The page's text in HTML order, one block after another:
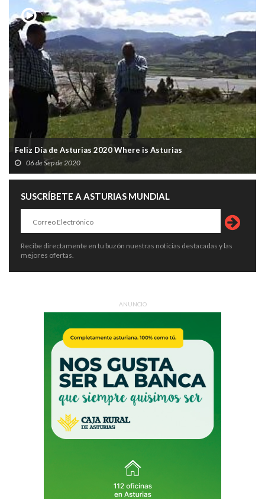
Feliz Día de Asturias 2020 Where is Asturias
06 de Sep de 2020
SUSCRÍBETE A ASTURIAS MUNDIAL
Recibe directamente en tu buzón nuestras noticias destacadas y las
mejores ofertas.
ANUNCIO